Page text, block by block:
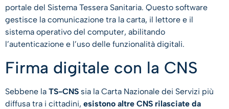
portale del Sistema Tessera Sanitaria. Questo software
gestisce la comunicazione tra la carta, il lettore e il
sistema operativo del computer, abilitando
l’autenticazione e l’uso delle funzionalità digitali.
Firma digitale con la CNS
Sebbene la TS-CNS sia la Carta Nazionale dei Servizi più
diffusa tra i cittadini, esistono altre CNS rilasciate da